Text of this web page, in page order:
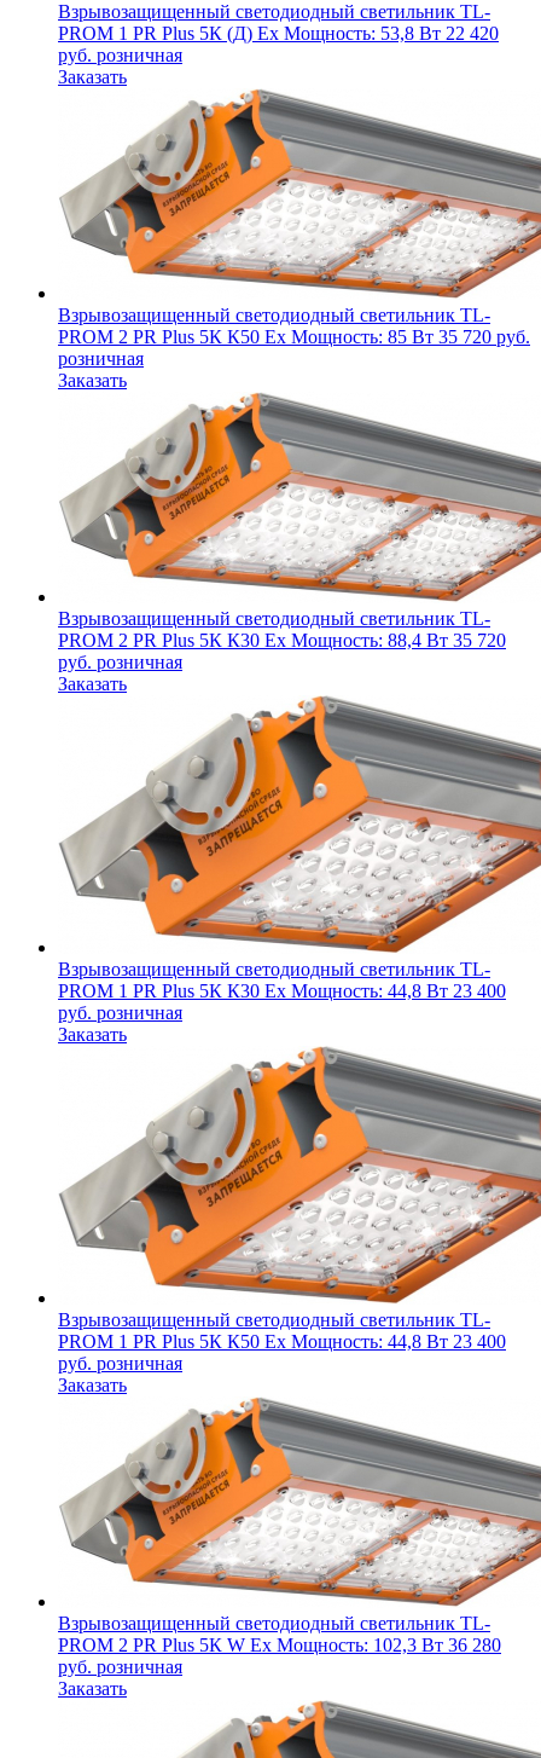
Взрывозащищенный светодиодный светильник TL-
PROM 1 PR Plus 5К (Д) Ex Мощность: 53,8 Вт 22 420
руб. розничная
Заказать
Взрывозащищенный светодиодный светильник TL-
PROM 2 PR Plus 5К К50 Ex Мощность: 85 Вт 35 720 руб.
розничная
Заказать
Взрывозащищенный светодиодный светильник TL-
PROM 2 PR Plus 5К К30 Ex Мощность: 88,4 Вт 35 720
руб. розничная
Заказать
Взрывозащищенный светодиодный светильник TL-
PROM 1 PR Plus 5К К30 Ex Мощность: 44,8 Вт 23 400
руб. розничная
Заказать
Взрывозащищенный светодиодный светильник TL-
PROM 1 PR Plus 5К К50 Ex Мощность: 44,8 Вт 23 400
руб. розничная
Заказать
Взрывозащищенный светодиодный светильник TL-
PROM 2 PR Plus 5К W Ех Мощность: 102,3 Вт 36 280
руб. розничная
Заказать